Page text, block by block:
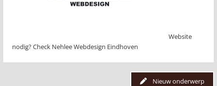
Website
nodig? Check Nehlee Webdesign Eindhoven
Nieuw onderwerp